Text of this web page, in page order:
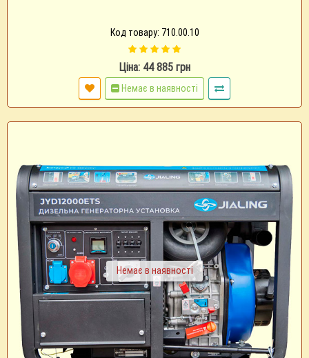
Код товару: 710.00.10
Ціна: 44 885 грн
Немає в наявності
Немає в наявності